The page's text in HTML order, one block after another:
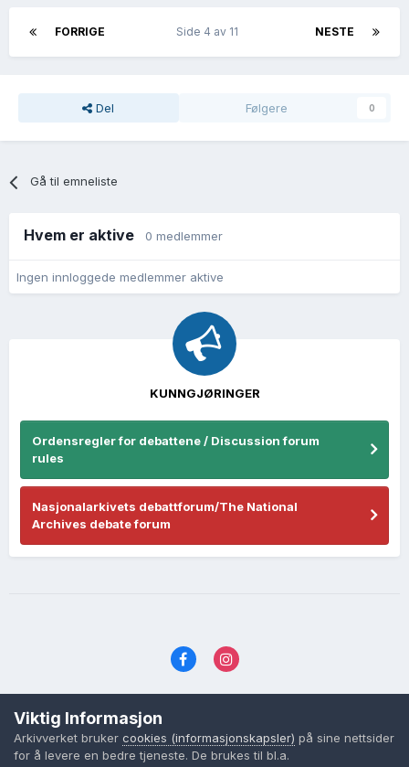
FORRIGE NESTE
Side 4 av 11
Del Følgere 0
Gå til emneliste
Hvem er aktive 0 medlemmer
Ingen innloggede medlemmer aktive
KUNNGJØRINGER
Ordensregler for debattene / Discussion forum
rules
Nasjonalarkivets debattforum/The National
Archives debate forum
Cookies (informasjonskapsler)
Powered by Invision Community
Viktig Informasjon
Arkivverket bruker cookies (informasjonskapsler) på sine nettsider
for å levere en bedre tjeneste. De brukes til bl.a.